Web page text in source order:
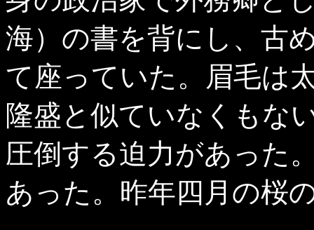
海）の書を背にし、古
て座っていた。眉毛は
隆盛と似ていなくもな
圧倒する迫力があった
あった。昨年四月の桜